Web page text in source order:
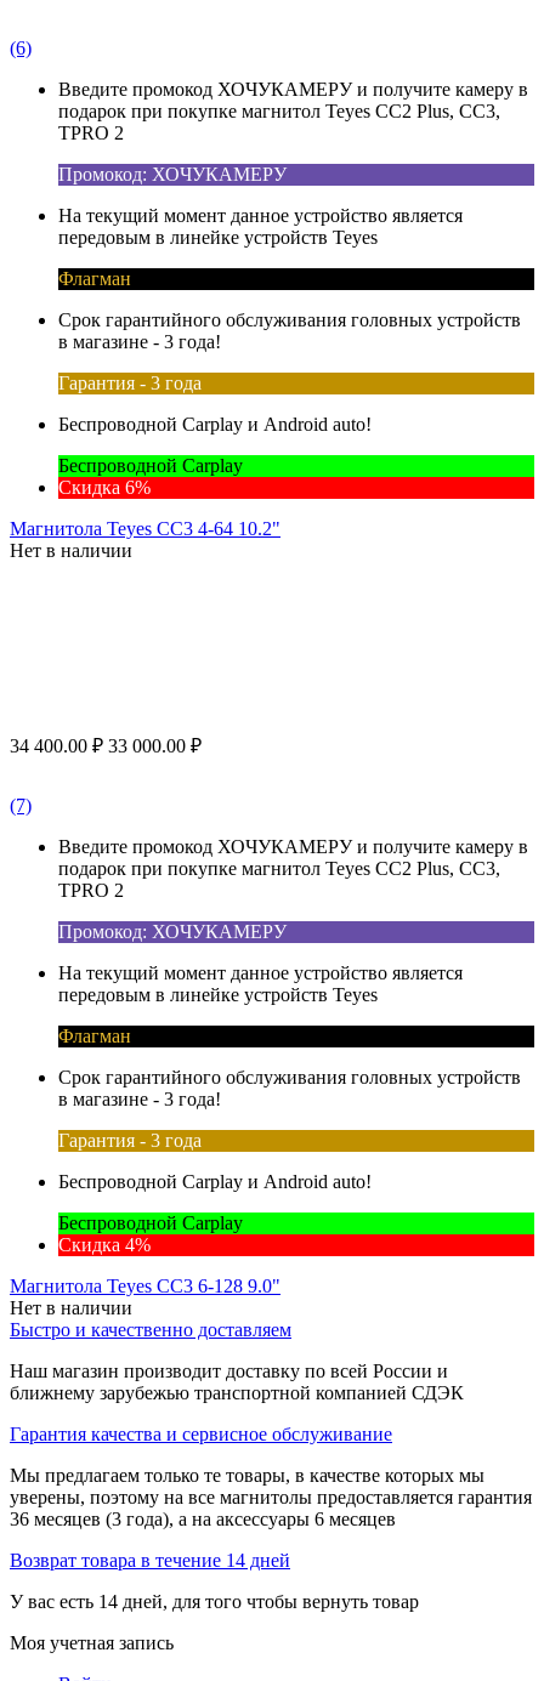
(6)
Введите промокод ХОЧУКАМЕРУ и получите камеру в
подарок при покупке магнитол Teyes CC2 Plus, CC3,
TPRO 2
Промокод: ХОЧУКАМЕРУ
На текущий момент данное устройство является
передовым в линейке устройств Teyes
Флагман
Срок гарантийного обслуживания головных устройств
в магазине - 3 года!
Гарантия - 3 года
Беспроводной Carplay и Android auto!
Беспроводной Carplay
Скидка 6%
Магнитола Teyes CC3 4-64 10.2"
Нет в наличии
34 400.00 ₽ 33 000.00 ₽
(7)
Введите промокод ХОЧУКАМЕРУ и получите камеру в
подарок при покупке магнитол Teyes CC2 Plus, CC3,
TPRO 2
Промокод: ХОЧУКАМЕРУ
На текущий момент данное устройство является
передовым в линейке устройств Teyes
Флагман
Срок гарантийного обслуживания головных устройств
в магазине - 3 года!
Гарантия - 3 года
Беспроводной Carplay и Android auto!
Беспроводной Carplay
Скидка 4%
Магнитола Teyes CC3 6-128 9.0"
Нет в наличии
Быстро и качественно доставляем
Наш магазин производит доставку по всей России и
ближнему зарубежью транспортной компанией СДЭК
Гарантия качества и сервисное обслуживание
Мы предлагаем только те товары, в качестве которых мы
уверены, поэтому на все магнитолы предоставляется гарантия
36 месяцев (3 года), а на аксессуары 6 месяцев
Возврат товара в течение 14 дней
У вас есть 14 дней, для того чтобы вернуть товар
Моя учетная запись